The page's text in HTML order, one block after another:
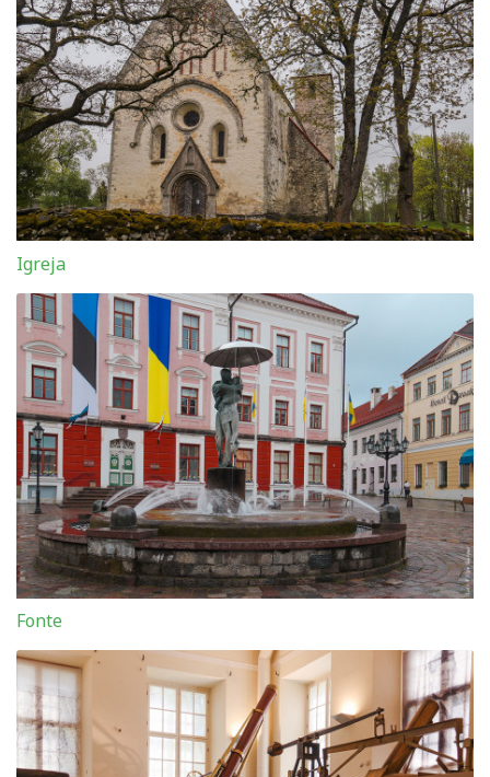
Igreja
Fonte